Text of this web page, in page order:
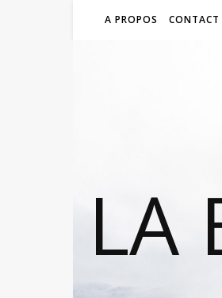
A PROPOS CONTACT
LA